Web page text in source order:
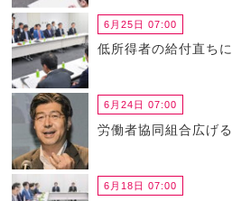
6月25日 07:00
低所得者の給付直ちに
6月24日 07:00
労働者協同組合広げる
6月18日 07:00